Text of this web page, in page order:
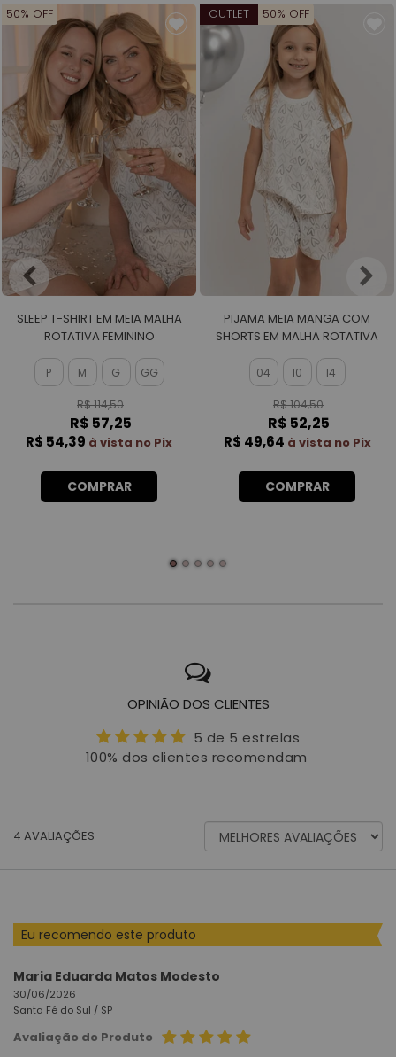
50% OFF
SLEEP T-SHIRT EM MEIA MALHA
ROTATIVA FEMININO
P M G GG
R$ 114,50
R$ 57,25
R$ 54,39 à vista no Pix
COMPRAR
OUTLET 50% OFF
PIJAMA MEIA MANGA COM
SHORTS EM MALHA ROTATIVA
04 10 14
R$ 104,50
R$ 52,25
R$ 49,64 à vista no Pix
COMPRAR
OPINIÃO DOS CLIENTES
5 de 5 estrelas
100% dos clientes recomendam
4 AVALIAÇÕES
ORDENAR
AVALIAÇÕES
Eu recomendo este produto
Maria Eduarda Matos Modesto
30/06/2026
Santa Fé do Sul / SP
Avaliação do Produto